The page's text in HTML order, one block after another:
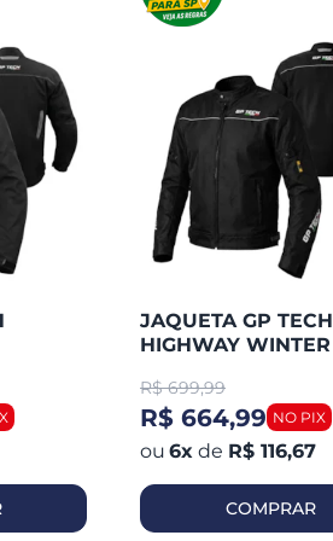
JAQUETA GP TECH
HIGHWAY WINTER
R$ 699,99
R$ 664,99
6x de R$ 116,67
COMPRAR